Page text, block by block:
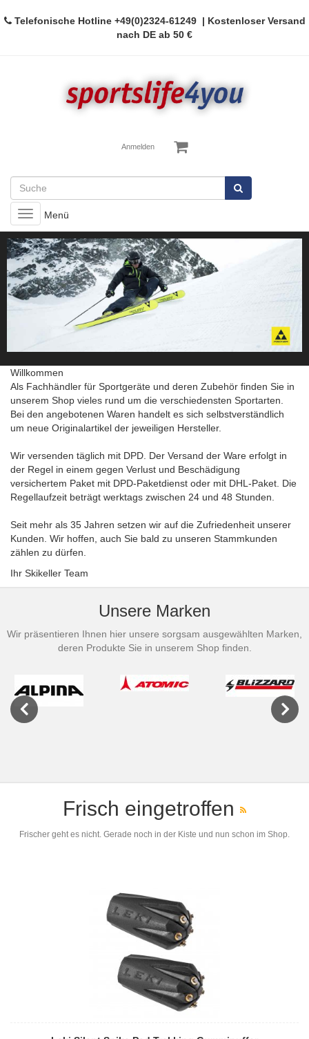
Telefonische Hotline +49(0)2324-61249| Kostenloser Versand
nach DE ab 50 €
Anmelden
Toggle
navigation
Menü
Willkommen
Als Fachhändler für Sportgeräte und deren Zubehör finden Sie in
unserem Shop vieles rund um die verschiedensten Sportarten.
Bei den angebotenen Waren handelt es sich selbstverständlich
um neue Originalartikel der jeweiligen Hersteller.
Wir versenden täglich mit DPD. Der Versand der Ware erfolgt in
der Regel in einem gegen Verlust und Beschädigung
versichertem Paket mit DPD-Paketdienst oder mit DHL-Paket. Die
Regellaufzeit beträgt werktags zwischen 24 und 48 Stunden.
Seit mehr als 35 Jahren setzen wir auf die Zufriedenheit unserer
Kunden. Wir hoffen, auch Sie bald zu unseren Stammkunden
zählen zu dürfen.
Ihr Skikeller Team
Unsere Marken
Wir präsentieren Ihnen hier unsere sorgsam ausgewählten Marken,
deren Produkte Sie in unserem Shop finden.
Frisch eingetroffen
Frischer geht es nicht. Gerade noch in der Kiste und nun schon im Shop.